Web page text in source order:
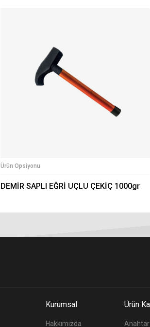
Ürün Opsiyonu
DEMİR SAPLI EĞRİ UÇLU ÇEKİÇ 1000gr
Kurumsal
Hakkımızda
Ürün
Anahtar